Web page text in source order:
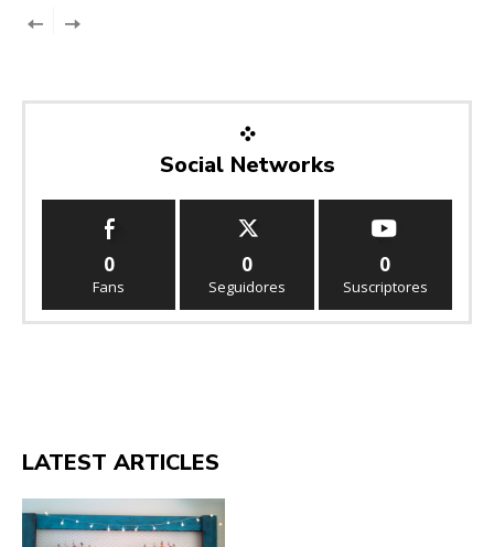
Social Networks
0
Fans
0
Seguidores
0
Suscriptores
LATEST ARTICLES